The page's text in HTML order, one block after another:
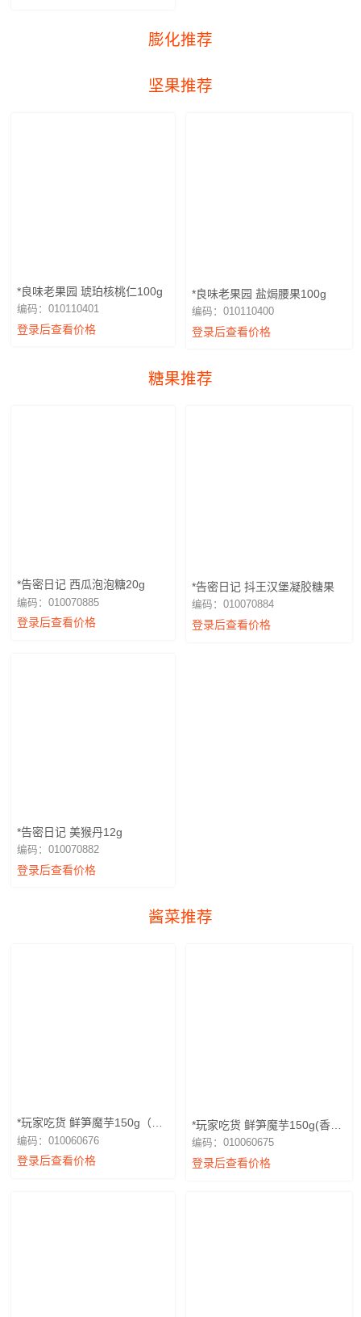
膨化推荐
坚果推荐
*良味老果园 琥珀核桃仁100g
编码：010110401
登录后查看价格
*良味老果园 盐焗腰果100g
编码：010110400
登录后查看价格
糖果推荐
*告密日记 西瓜泡泡糖20g
编码：010070885
登录后查看价格
*告密日记 抖王汉堡凝胶糖果
编码：010070884
登录后查看价格
*告密日记 美猴丹12g
编码：010070882
登录后查看价格
酱菜推荐
*玩家吃货 鲜笋魔芋150g（麻
辣）
编码：010060676
登录后查看价格
*玩家吃货 鲜笋魔芋150g(香
辣）
编码：010060675
登录后查看价格